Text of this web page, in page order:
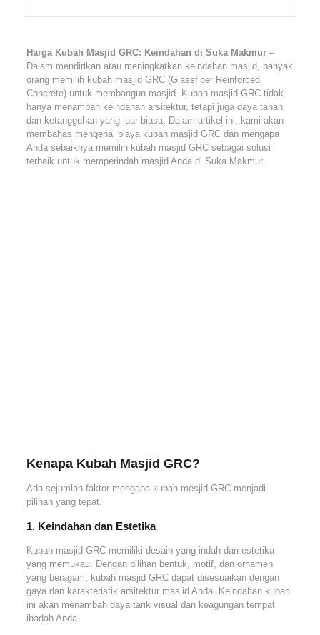
Harga Kubah Masjid GRC: Keindahan di Suka Makmur–
Dalam mendirikan atau meningkatkan keindahan masjid, banyak
orang memilih kubah masjid GRC (Glassfiber Reinforced
Concrete) untuk membangun masjid. Kubah masjid GRC tidak
hanya menambah keindahan arsitektur, tetapi juga daya tahan
dan ketangguhan yang luar biasa. Dalam artikel ini, kami akan
membahas mengenai biaya kubah masjid GRC dan mengapa
Anda sebaiknya memilih kubah masjid GRC sebagai solusi
terbaik untuk memperindah masjid Anda di Suka Makmur.
Kenapa Kubah Masjid GRC?
Ada sejumlah faktor mengapa kubah mesjid GRC menjadi
pilihan yang tepat.
1. Keindahan dan Estetika
Kubah masjid GRC memiliki desain yang indah dan estetika
yang memukau. Dengan pilihan bentuk, motif, dan ornamen
yang beragam, kubah masjid GRC dapat disesuaikan dengan
gaya dan karakteristik arsitektur masjid Anda. Keindahan kubah
ini akan menambah daya tarik visual dan keagungan tempat
ibadah Anda.